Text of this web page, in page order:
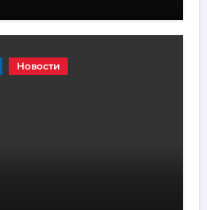
Новости